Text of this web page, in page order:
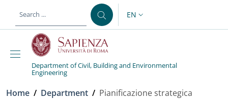
LANGUAGE SWITCHER:
EN
Department of Civil, Building and Environmental
Engineering
Breadcrumb
Home / Department / Pianificazione strategica